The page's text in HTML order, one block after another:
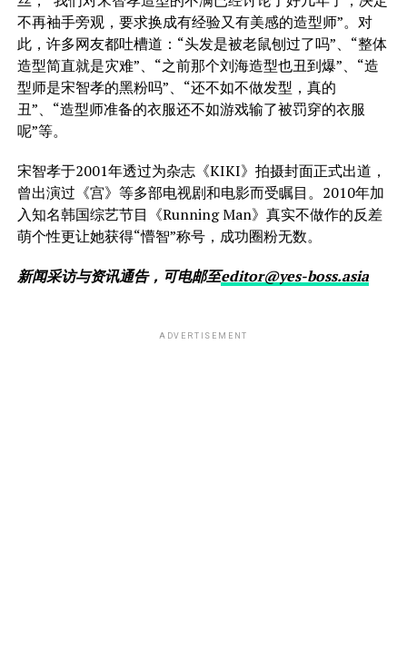
不再袖手旁观，要求换成有经验又有美感的造型师”。对
此，许多网友都吐槽道：“头发是被老鼠刨过了吗”、“整体
造型简直就是灾难”、“之前那个刘海造型也丑到爆”、“造
型师是宋智孝的黑粉吗”、“还不如不做发型，真的
丑”、“造型师准备的衣服还不如游戏输了被罚穿的衣服
呢”等。
宋智孝于2001年透过为杂志《KIKI》拍摄封面正式出道，
曾出演过《宫》等多部电视剧和电影而受瞩目。2010年加
入知名韩国综艺节目《Running Man》真实不做作的反差
萌个性更让她获得“懵智”称号，成功圈粉无数。
新闻采访与资讯通告，可电邮至editor@yes-boss.asia
ADVERTISEMENT